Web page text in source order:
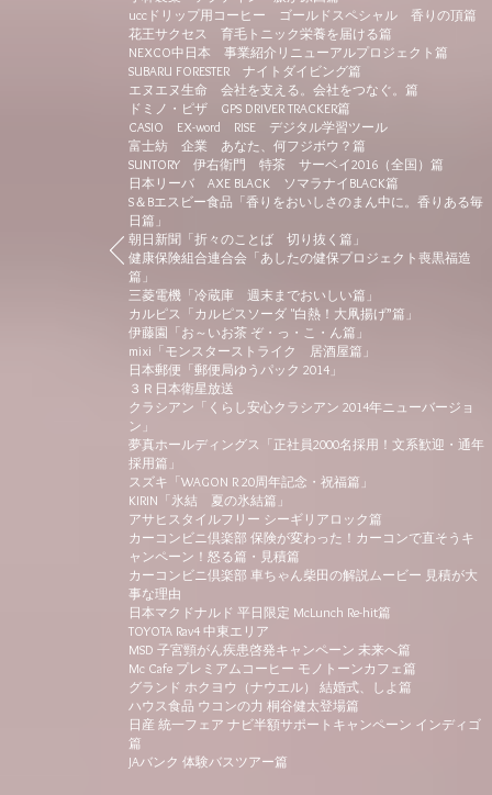
uccドリップ用コーヒー ゴールドスペシャル 香りの頂篇
花王サクセス 育毛トニック栄養を届ける篇
NEXCO中日本 事業紹介リニューアルプロジェクト篇
SUBARU FORESTER ナイトダイビング篇
エヌエヌ生命 会社を支える。会社をつなぐ。篇
ドミノ・ピザ GPS DRIVER TRACKER篇
CASIO EX-word RISE デジタル学習ツール
富士紡 企業 あなた、何フジボウ？篇
SUNTORY 伊右衛門 特茶 サーベイ2016（全国）篇
日本リーバ AXE BLACK ソマラナイBLACK篇
S＆Bエスビー食品「香りをおいしさのまん中に。香りある毎
日篇」
朝日新聞「折々のことば 切り抜く篇」
健康保険組合連合会「あしたの健保プロジェクト喪黒福造
篇」
三菱電機「冷蔵庫 週末までおいしい篇」
カルピス「カルピスソーダ "白熱！大凧揚げ”篇」
伊藤園「お～いお茶 ぞ・っ・こ・ん篇」
mixi「モンスターストライク 居酒屋篇」
日本郵便「郵便局ゆうパック 2014」
３Ｒ日本衛星放送
クラシアン「くらし安心クラシアン 2014年ニューバージョ
ン」
夢真ホールディングス「正社員2000名採用！文系歓迎・通年
採用篇」
スズキ「WAGON R 20周年記念・祝福篇」
KIRIN「氷結 夏の氷結篇」
アサヒスタイルフリー シーギリアロック篇
カーコンビニ倶楽部 保険が変わった！カーコンで直そうキ
ャンペーン！怒る篇・見積篇
カーコンビニ倶楽部 車ちゃん柴田の解説ムービー 見積が大
事な理由
日本マクドナルド 平日限定 McLunch Re-hit篇
TOYOTA Rav4 中東エリア
MSD 子宮頸がん疾患啓発キャンペーン 未来へ篇
Mc Cafe プレミアムコーヒー モノトーンカフェ篇
グランド ホクヨウ（ナウエル） 結婚式、しよ篇
ハウス食品 ウコンの力 桐谷健太登場篇
日産 統一フェア ナビ半額サポートキャンペーン インディゴ
篇
JAバンク 体験バスツアー篇